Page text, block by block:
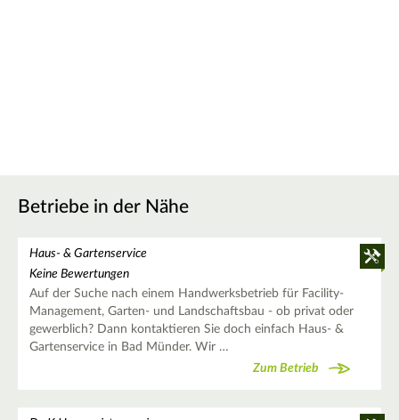
Betriebe in der Nähe
Haus- & Gartenservice
Keine Bewertungen
Auf der Suche nach einem Handwerksbetrieb für Facility-
Management, Garten- und Landschaftsbau - ob privat oder
gewerblich? Dann kontaktieren Sie doch einfach Haus- &
Gartenservice in Bad Münder. Wir …
Zum Betrieb